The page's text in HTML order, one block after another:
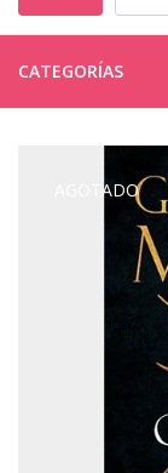
CATEGORÍAS
AGOTADO